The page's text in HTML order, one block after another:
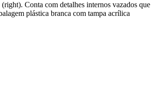
Conta com detalhes internos vazados que
plástica branca com tampa acrílica